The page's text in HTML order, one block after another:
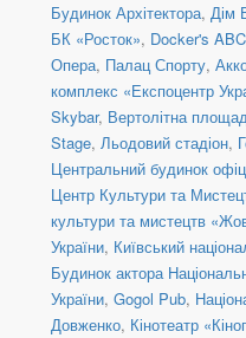
Будинок Архітектора, Дім
БК «Росток», Docker's ABC
Опера, Палац Спорту,
комплекс «Експоцентр
Skybar, Вертолітна
Stage, Льодовий стадіон,
Центральний будинок
Центр Культури та
культури та мистецтв
України, Київський
Будинок актора
України, Gogol Pub,
Довженко, Кінотеатр